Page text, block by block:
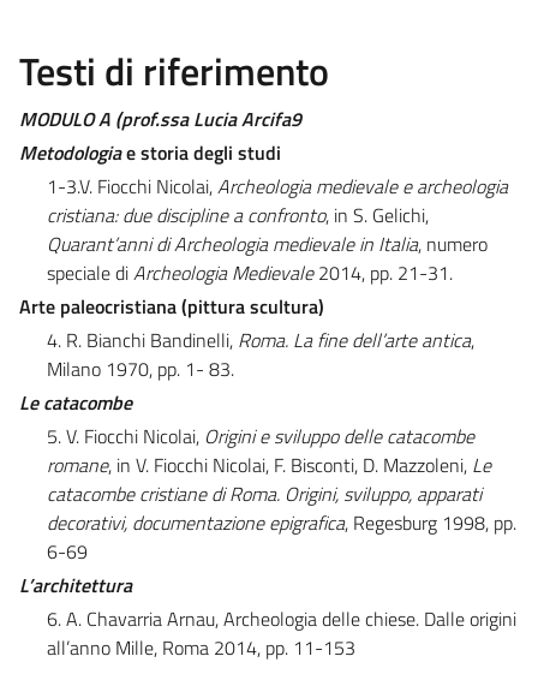
Testi di riferimento
MODULO A (prof.ssa Lucia Arcifa9
Metodologiaestoria degli studi
1-3.V. Fiocchi Nicolai,Archeologia medievale e archeologia
cristiana: due discipline a confronto, in S. Gelichi,
Quarant’anni di Archeologia medievale in Italia, numero
speciale diArcheologia Medievale2014, pp. 21-31.
Arte paleocristiana (pittura scultura)
4. R. Bianchi Bandinelli, Roma. La fine dell’arte antica,
Milano 1970, pp. 1- 83.
Le catacombe
5. V. Fiocchi Nicolai, Origini e sviluppo delle catacombe
romane, in V. Fiocchi Nicolai, F. Bisconti, D. Mazzoleni, Le
catacombe cristiane di Roma. Origini, sviluppo, apparati
decorativi, documentazione epigrafica, Regesburg 1998, pp.
6-69
L’architettura
6. A. Chavarria Arnau, Archeologia delle chiese. Dalle origini
all’anno Mille, Roma 2014, pp. 11-153